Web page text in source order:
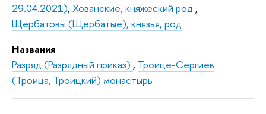
29.04.2021), Хованские, княжеский род ,
Щербатовы (Щербатые), князья, род
Названия
Разряд (Разрядный приказ) , Троице-Сергиев
(Троица, Троицкий) монастырь